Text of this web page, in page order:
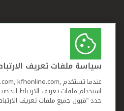
سياسة ملفات تعريف
استخدام ملفات تعريف الارتباط
حدد "قبول جميع ملفات تعريف